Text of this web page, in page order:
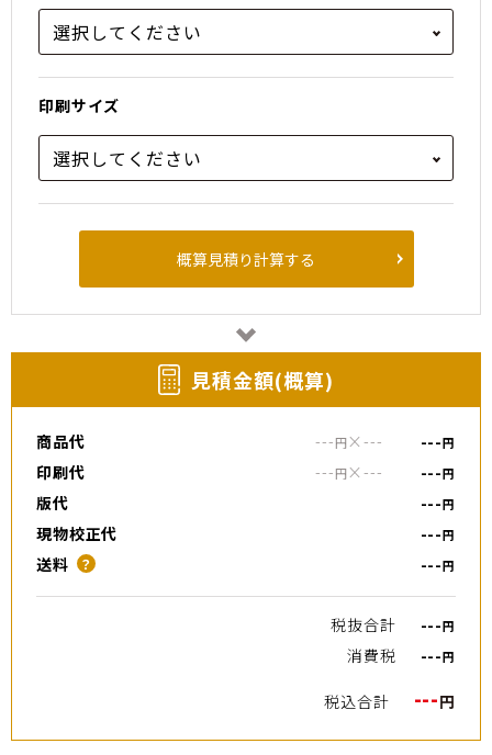
印刷サイズ
概算見積り計算する
⾒積⾦額(概算)
商品代 ---円×--- ---円
印刷代 ---円×--- ---円
版代 ---円
現物校正代 ---円
送料 ？ ---円
税抜合計 ---円
消費税 ---円
税込合計 ---円